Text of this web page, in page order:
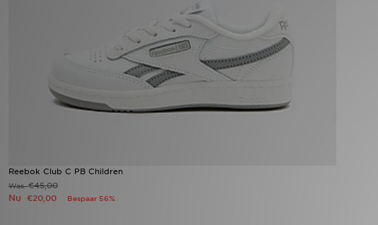
Reebok Club C PB Children
Was€45,00
Nu €20,00 Bespaar 56%
Bestelling Traceren